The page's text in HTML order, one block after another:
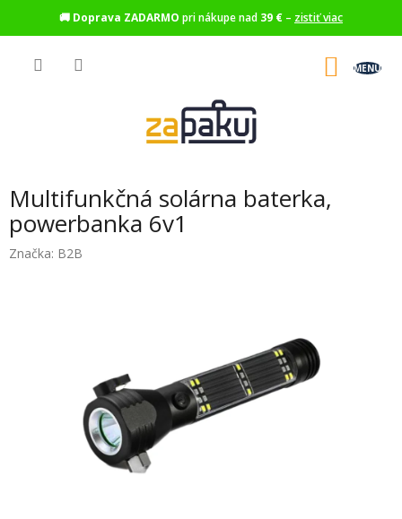
🚚 Doprava ZADARMO pri nákupe nad 39 € – zistiť viac
Multifunkčná solárna baterka,
powerbanka 6v1
Značka: B2B